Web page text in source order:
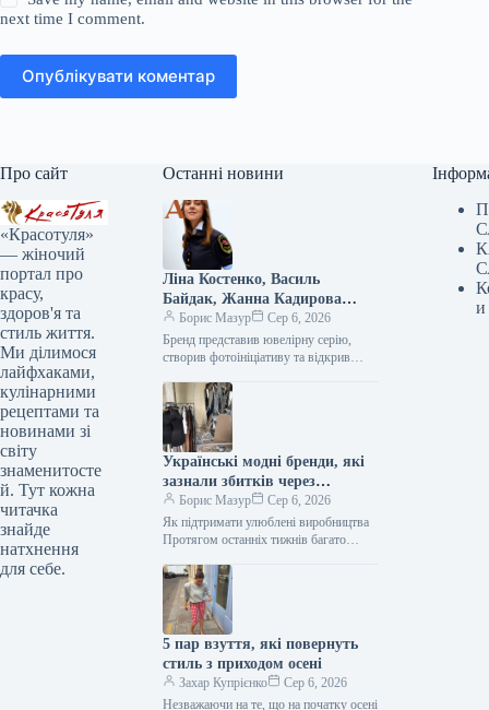
next time I comment.
Опублікувати коментар
Про сайт
«Красотуля»
— жіночий
портал про
красу,
здоров'я та
стиль життя.
Ми ділимося
лайфхаками,
кулінарними
рецептами та
новинами зі
світу
знаменитосте
й. Тут кожна
читачка
знайде
натхнення
для себе.
Останні новини
Ліна Костенко, Василь
Байдак, Жанна Кадирова
долучилися до масштабного
проєкту GUNIA з нагоди Дня
Незалежності
Борис Мазур
Сер 6, 2026
Бренд представив ювелірну серію, створив фотоініціативу та відкрив експозицію, присвячену абе1111111111111111111111111111111111111111111111111111111111111111111111111111111111111111111111111111111111111111111111111111111111111111111111111111111111111111111111111111111111111111111111111111111111111111111111111111111111111111111111111111111111111111111111111111111111111111111111111111111111111111111111111111111111111111111111111111111111111111111111111111111111111111111111111111111111111111111111111111111111111111111111111111111111111111111111111111111111111111111111111111111111111111111111111111111111111111111111111111111111111111111111111111111111111111111111111111111111111111111111111111111111111111111111111111111111111111111111111111111111111111111111111111111111111111111111111111111111111111111111111111111111111111111111111111111111111111111111111111111111111111111111111111111111111111111111111111111111111111111111111111111111111111111111111111111111111111111111111111111111111111111111111111111111111111111111111111111111111111111111111111111111111111111111111111111111111111111111111111111111111111111111111111111111111111111111111111111111111111111111111111111111111111111111111111111111111111111111111111111111111111111111111111111111111111111111111111111111111111111111111111111111111111111111111111111111111111111111111111111111111111111111111111111111111111111111111111111111111111111111111111111111111111111111111111111111111111111111111111111111111111111111111111111111111111111111111111111111111111111111111111111111111111111111111111111111111111111111111111111111111111111111111111111111111111111111111111111111111111111111111111111111111111111111111111111111111111111111111111111111111111111111111111111111111111111111111111111111111111111111111111111111111111111111111111111111111111111111111111111111111111111111111111111111111111111111111111111111111111111111111111111111111111111111111111111111111111111111111111111111111111111111111111111111111111111111111111111111111111111111111111111111111111111111111111111111111111111111111111111111111111111111111111111111111111111111111111111111111111111111111111111111111111111111111111111111111111111111111111111111111111111111111111111111111111111111111111111111111111111111111111111111111111111111111111111111111111111111111111111111111111111111111111111111111111111111111111111111111111111111111111111111111111111111111111111111111111111111111111111111111111111111111111111111111111111111111111111111111111111111111111111111111111111111111111111111111111111111111111111111111111111111111111111111111111111111111111111111111111111111111111111111111111111111111111111111111111111111111111111111111111111111111111111111111111111111111111111111111111111111111111111111111111111111111111111111111111111111111111111111111111111111111111111111111111111111111111111111111111111111111111111111111111111111111111111111111111111111111111111111111111111111111111111111111111111111111111111111111111111111111111111111111111111111111111111111111111111111111111111111111111111111111111111111111111111111111111111111111111111111111111111111111111111111111111111111111111111111111111111111111111111111111111111111111111111111111111111111111111111111111111111111111111111111111111111111111111111111111111111111111111111111111111111111111111111111111111111111111111111111111111111111111111111111111111111111111111111111111111111111111111111111111111111111111111111111111111111111111111111111111111111111111111111111111111111111111111111111111111111111111111111111111111111111111111111111111111111111111111111111111111111111111111111111111111111111111111111111111111111111111111111111111111111111111111111111111111111111111111111111111111111111111111111111111111111111111111111111111111111111111111111111111111111111111111111111111111111111111111111111111111111111111111111111111111111111111111111111111111111111111111111111111111111111111111111111111111111111111111111111111111111111111111111111111111111111111111111111111111111111111111111111111111111111111111111111111111111111111111111111111111111111111111111111111111111111111111111111111111111111111111111111111111111111111111111111111111111111111111111111111111111111111111111111111111111111111111111111111111111111111111111111111111111111111111111111111111111111111111111111111111111111111111111111111111111111111111111111111111111111111111111111111111111111111111111111111111111111111111111111111111111111111111111111111111111111111111111111111111111111111111111111111111111111111111111111111111111111111111111111111111111111111111111111111111111111111111111111111111111111111111111111111111111111111111111111111111111111111111111111111111111111111111111111111111111111111111111111111111111111111111111111111111111111111111111111111111111111111111111111111111111111111111111111111111111111111111111111111111111111111111111111111111111111111111111111111111111111111111111111111111111111111111111111111111111111111111111111111111111111111111111111111111111111111111111111111111111111111111111111111111111111111111111111111111111111111111111111111111111111111111111111111111111111111111111111111111111111111111111111111111111111111111111111111111111111111111111111111111111111111111111111111111111111111111111111111111111111111111111111111111111111111111111111111111111111111111111111111111111111111111111111111111111111111111111111111111111111111111111111111111111111111111111111111111111111111111111111111111111111111111111111111111111111111111111111111111111111111111111111111111111111111111111111111111111111111111111111111111111111111111111111111111111111111111111111111111111111111111111111111111111111111111111111111111111111111111111111111111111111111111111111111111111111111111111111111111111111111111111111111111111111111111111111111111111111111111111111111111111111111111111111111111111111111111111111111111111111111111111111111111111111111111111111111111111111111111111111111111111111111111111111111111111111111111111111111111111111111111111111111111111111111111111111111111111111111111111111111111111111111111111111111111111111111111111111111111111111111111111111111111111111111111111111111111111111111111111111111111111111111111111111111111111111111111111111111111111111111111111111111111111111111111111111111111111111111111111111111111111111111111111111111111111111111111111111111111111111111111111111111111111111111111111111111111111111111111111111111111111111111111111111111111111111111111111111111111111111111111111111111111111111111111111111111111111111111111111111111111111111111111111111111111111111111111111111111111111111111111111111111111111111111111111111111111111111111111111111111111111111111111111111111111111111111111111111111111111111111111111111111111111111111111111111111111111111111111111111111111111111111111111111111111111111111111111111111111111111111111111111111111111111111111111111111111111111111111111111111111111111111111111111111111111111111111111111111111111111111111111111111111111111111111111111111111111111111111111111111111111111111111111111111111111111111111111111111111111111111111111111111111111111111111111111111111111111111111111111111111111111111111111111111111111111111111111111111111111111111111111111111111111111111111111111111111111111111111111111111111111111111111111111111111111111111111111111111111111111111111111111111111111111111111111111111111111111111111111111111111111111111111111111111111111111111111111111111111111111111111111111111111111111111111111111111111111111111111111111111111111111111111111111111111111111111111111111111111111111111111111111111111111111111111111111111111111111111111111111111111111111111111111111111111111111111111111111111111111111111111111111111111111111111111111111111111111111111111111111111111111111111111111111111111111111111111111111111111111111111111111111111111111111111111111111111111111111111111111111111111111111111111111111111111111111111111111111111111111111111111111111111111111111111111111111111111111111111111111111111111111111111111111111111111111111111111111111111111111111111111111111111111111111111111111111111111111111111111111111111111111111111111111111111111111111111111111111111111111111111111111111111111111111111111111111111111111111111111111111111111111111111111111111111111111111111111111111111111111111111111111111111111111111111111111111111111111111111111111111111111111111111111111111111111111111111111111111111111111111111111111111111111111111111111111111111111111111111111111111111111111111111111111111111111111111111111111111111111111111111111111111111111111111111111111111111111111111111111111111111111111111111111111111111111111111111111111111111111111111111111111111111111111111111111111111111111111111111111111111111111111111111111111111111111111111111111111111111111111111111111111111111111111111111111111111111111111111111111111111111111111111111111111111111111111111111111111111111111111111111111111111111111111111111111111111111111111111111111111111111111111111111111111111111111111111111111111111111111111111111111111111111111111111111111111111111111111111111111111111111111111111111111111111111111111111111111111111111111111111111111111111111111111111111111111111111111111111111111111111111111111111111111111111111111111111111111111111111111111111111111111111111111111111111111111111111111111111111111111111111111111111111111111111111111111111111111111111111111111111111111111111111111111111111111111111111111111111111111111111111111111111111111111111111111111111111111111111111111111111111111111111111111111111111111111111111111111111111111111111111111111111111111111111111111111111111111111111111111111111111111111111111111111111111111111111111111111111111111111111111111111111111111111111111111111111111111111111111111111111111111111111111111111111111111111111111111111111111111111111111111111111111111111111111111111111111111111111111111111111111111111111111111111111111111111111111111111111111111111111111111111111111111111111111111111111111111111111111111111111111111111111111111111111111111111111111111111111111111111111111111111111111111111
Українські модні бренди, які
зазнали збитків через
обстріли, та шляхи їхньої
підтримки
Борис Мазур
Сер 6, 2026
Як підтримати улюблені виробництва
Протягом останніх тижнів багато
дорогоцінну столицю Київ, зазнали
масштабних ворожих нападів із…
5 пар взуття, які повернуть
стиль з приходом осені
Захар Купрієнко
Сер 6, 2026
Незважаючи на те, що на початку осені
и